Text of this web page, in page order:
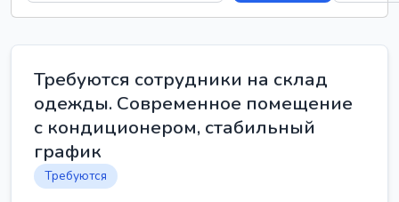
Требуются сотрудники на склад
одежды. Современное помещение
с кондиционером, стабильный
график
Требуются